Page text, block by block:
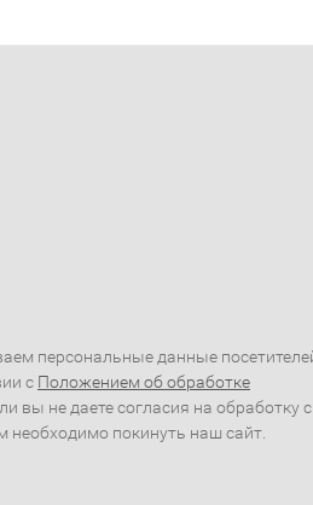
персональные данные
с Положением об обработке
вы не даете согласия на обработку
необходимо покинуть наш сайт.